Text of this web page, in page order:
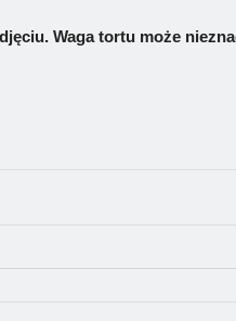
Waga tortu może